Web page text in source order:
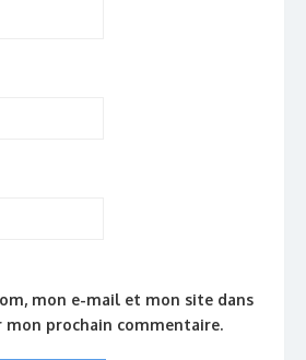
mon e-mail et mon site dans
prochain commentaire.